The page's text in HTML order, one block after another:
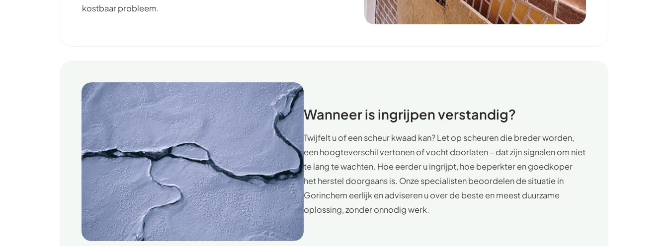
kostbaar probleem.
Wanneer is ingrijpen verstandig?
Twijfelt u of een scheur kwaad kan? Let op scheuren die breder worden,
een hoogteverschil vertonen of vocht doorlaten – dat zijn signalen om niet
te lang te wachten. Hoe eerder u ingrijpt, hoe beperkter en goedkoper
het herstel doorgaans is. Onze specialisten beoordelen de situatie in
Gorinchem eerlijk en adviseren u over de beste en meest duurzame
oplossing, zonder onnodig werk.